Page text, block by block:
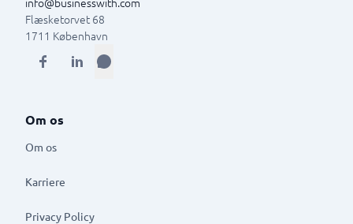
Flæsketorvet 68
1711 København
Om os
Om os
Karriere
Privacy Policy